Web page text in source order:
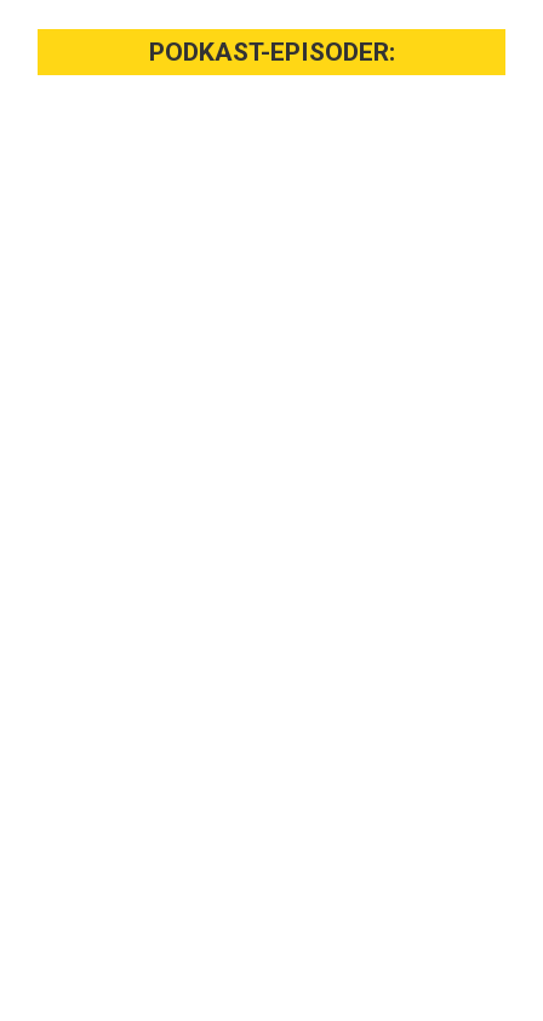
PODKAST-EPISODER: